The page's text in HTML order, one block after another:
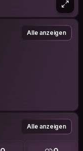
Alle anzeigen
Alle anzeigen